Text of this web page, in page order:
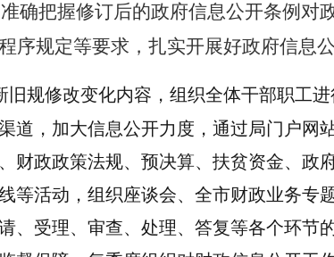
确把握修订后的政府信息公开条例对
规定等要求，扎实开展好政府信息公
旧规修改变化内容，组织全体干部职工
道，加大信息公开力度，通过局门户网
财政政策法规、预决算、扶贫资金、政
等活动，组织座谈会、全市财政业务专
、受理、审查、处理、答复等各个环节